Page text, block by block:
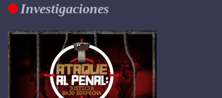
Investigaciones